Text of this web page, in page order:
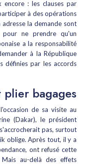
: les clauses par
à des opérations
la demande sont
pour ne prendre qu'un
a la responsabilité
à la République
définies par les accords
plier bagages
de sa visite au
(Dakar), le président
pas, surtout
oblige. Après tout, il y a
ont refusé cette
au-delà des effets